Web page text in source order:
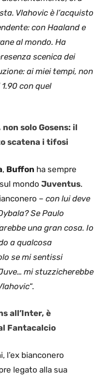
Vlahovic è l’acquisto
con Haaland e
al mondo. Ha
scenica dei
ai miei tempi, non
con quel
solo Gosens: il
scatena i tifosi
, Buffon ha sempre
mondo Juventus.
– con lui deve
Se Paulo
una gran cosa. Io
a qualcosa
se mi sentissi
mi stuzzicherebbe
“.
all’Inter, è
Fantacalcio
l’ex bianconero
legato alla sua